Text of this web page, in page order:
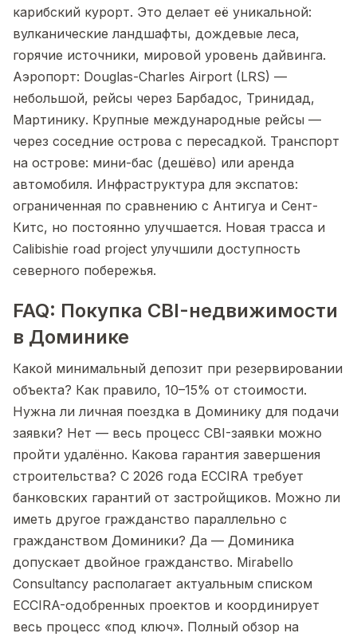
карибский курорт. Это делает её уникальной:
вулканические ландшафты, дождевые леса,
горячие источники, мировой уровень дайвинга.
Аэропорт: Douglas-Charles Airport (LRS) —
небольшой, рейсы через Барбадос, Тринидад,
Мартинику. Крупные международные рейсы —
через соседние острова с пересадкой. Транспорт
на острове: мини-бас (дешёво) или аренда
автомобиля. Инфраструктура для экспатов:
ограниченная по сравнению с Антигуа и Сент-
Китс, но постоянно улучшается. Новая трасса и
Calibishie road project улучшили доступность
северного побережья.
FAQ: Покупка CBI-недвижимости
в Доминике
Какой минимальный депозит при резервировании
объекта? Как правило, 10–15% от стоимости.
Нужна ли личная поездка в Доминику для подачи
заявки? Нет — весь процесс CBI-заявки можно
пройти удалённо. Какова гарантия завершения
строительства? С 2026 года ECCIRA требует
банковских гарантий от застройщиков. Можно ли
иметь другое гражданство параллельно с
гражданством Доминики? Да — Доминика
допускает двойное гражданство. Mirabello
Consultancy располагает актуальным списком
ECCIRA-одобренных проектов и координирует
весь процесс «под ключ». Полный обзор на